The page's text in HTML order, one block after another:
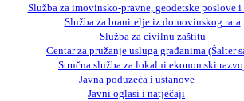
Služba za imovinsko-pravne, geodetske poslove i
Služba za branitelje iz domovinskog rata
Služba za civilnu zaštitu
Centar za pružanje usluga građanima (Šalter
Stručna služba za lokalni ekonomski
Javna poduzeća i ustanove
Javni oglasi i natječaji